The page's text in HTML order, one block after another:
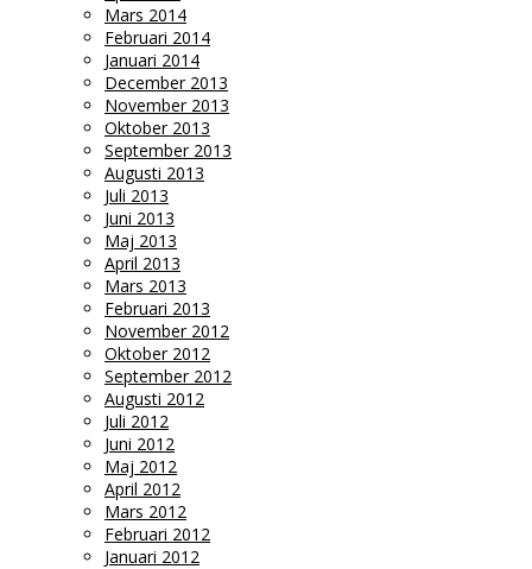
Mars 2014
Februari 2014
Januari 2014
December 2013
November 2013
Oktober 2013
September 2013
Augusti 2013
Juli 2013
Juni 2013
Maj 2013
April 2013
Mars 2013
Februari 2013
November 2012
Oktober 2012
September 2012
Augusti 2012
Juli 2012
Juni 2012
Maj 2012
April 2012
Mars 2012
Februari 2012
Januari 2012